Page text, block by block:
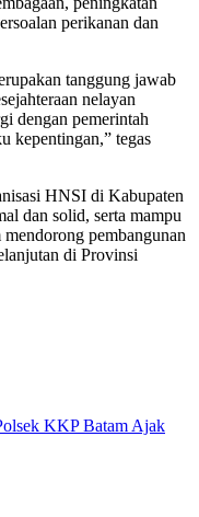
perikanan dan
tanggung jawab
nelayan
dengan pemerintah
kepentingan,” tegas
HNSI di Kabupaten
dan solid, serta mampu
pembangunan
di Provinsi
KKP Batam Ajak